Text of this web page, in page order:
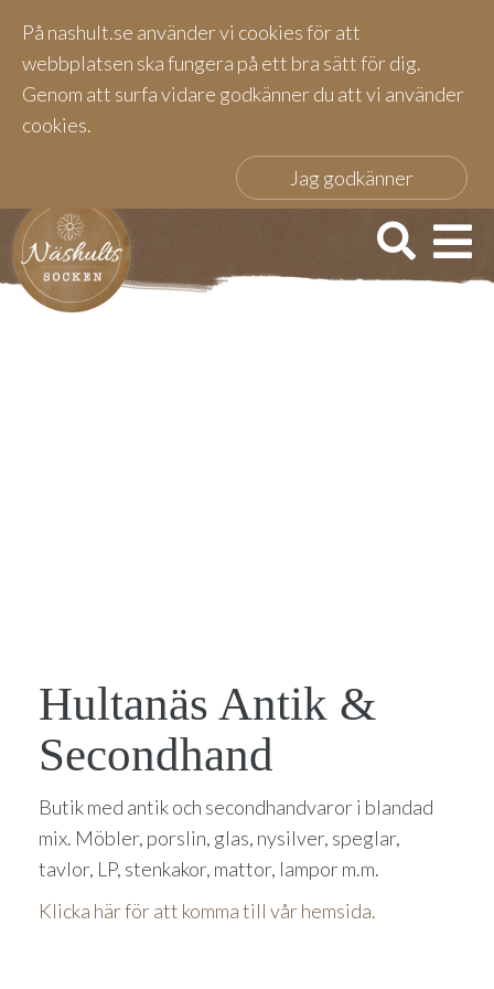
På nashult.se använder vi cookies för att
webbplatsen ska fungera på ett bra sätt för dig.
Genom att surfa vidare godkänner du att vi använder
cookies.
Jag godkänner
Hultanäs Antik &
Secondhand
Butik med antik och secondhandvaror i blandad
mix. Möbler, porslin, glas, nysilver, speglar,
tavlor, LP, stenkakor, mattor, lampor m.m.
Klicka här för att komma till vår hemsida.